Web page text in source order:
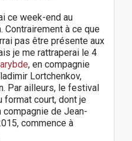
ce week-end au
Contrairement à ce que
pas être présente aux
je me rattraperai le 4
, en compagnie
Lortchenkov,
Par ailleurs, le festival
format court, dont je
compagnie de Jean-
commence à